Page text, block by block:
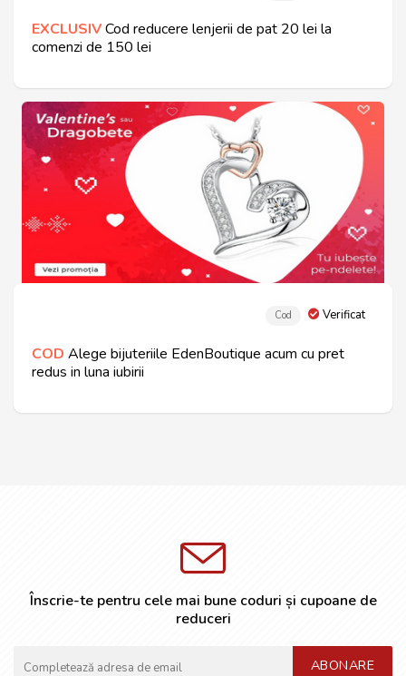
EXCLUSIVCod reducere lenjerii de pat 20 lei la
comenzi de 150 lei
Cod Verificat
COD Alege bijuteriile EdenBoutique acum cu pret
redus in luna iubirii
Înscrie-te pentru cele mai bune coduri și cupoane de
reduceri
ABONARE